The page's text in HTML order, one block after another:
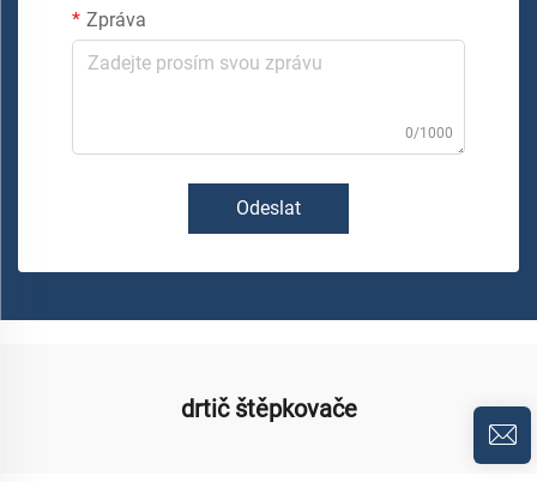
Zpráva
0/1000
Odeslat
drtič štěpkovače